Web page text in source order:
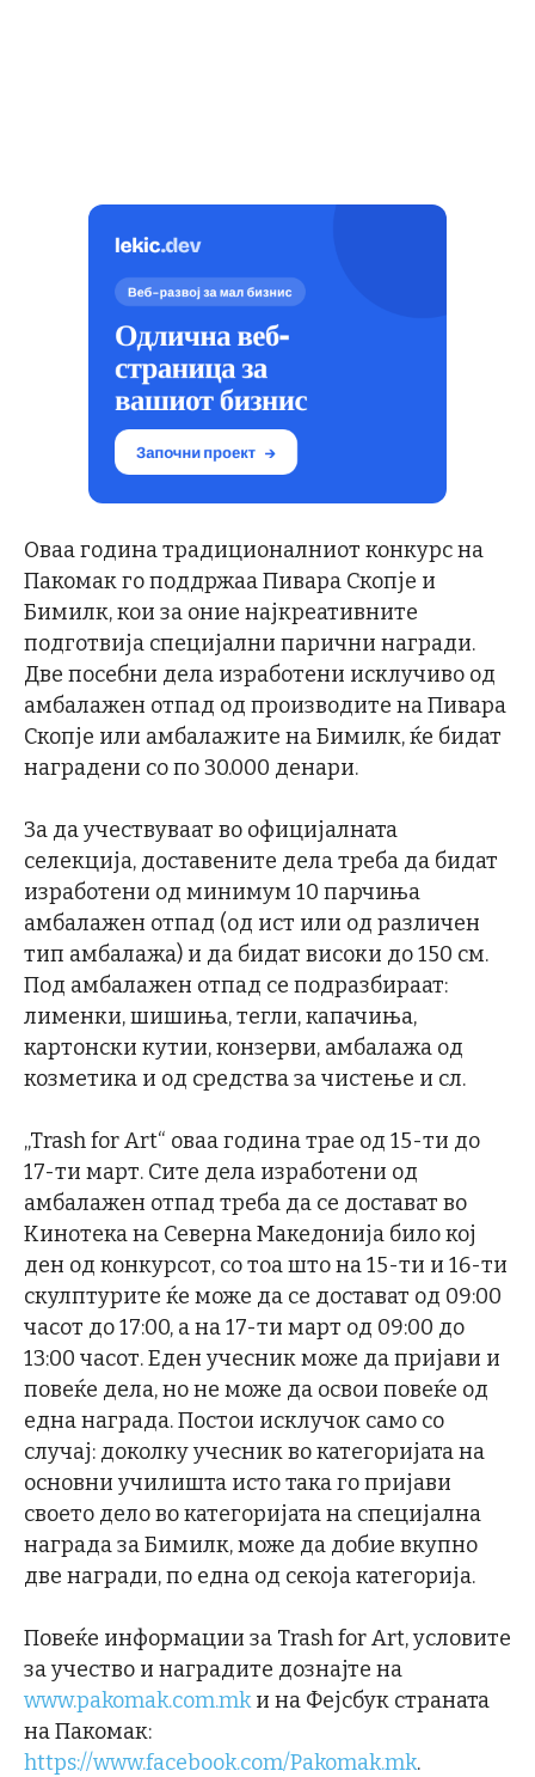
Оваа година традиционалниот конкурс на
Пакомак го поддржаа Пивара Скопје и
Бимилк, кои за оние најкреативните
подготвија специјални парични награди.
Две посебни дела изработени исклучиво од
амбалажен отпад од производите на Пивара
Скопје или амбалажите на Бимилк, ќе бидат
наградени со по 30.000 денари.
За да учествуваат во официјалната
селекција, доставените дела треба да бидат
изработени од минимум 10 парчиња
амбалажен отпад (од ист или од различен
тип амбалажа) и да бидат високи до 150 см.
Под амбалажен отпад се подразбираат:
лименки, шишиња, тегли, капачиња,
картонски кутии, конзерви, амбалажа од
козметика и од средства за чистење и сл.
„Trash for Art“ оваа година трае од 15-ти до
17-ти март. Сите дела изработени од
амбалажен отпад треба да се достават во
Кинотека на Северна Македонија било кој
ден од конкурсот, со тоа што на 15-ти и 16-ти
скулптурите ќе може да се достават од 09:00
часот до 17:00, а на 17-ти март од 09:00 до
13:00 часот. Еден учесник може да пријави и
повеќе дела, но не може да освои повеќе од
една награда. Постои исклучок само со
случај: доколку учесник во категоријата на
основни училишта исто така го пријави
своето дело во категоријата на специјална
награда за Бимилк, може да добие вкупно
две награди, по една од секоја категорија.
Повеќе информации за Trash for Art, условите
за учество и наградите дознајте на
www.pakomak.com.mkи на Фејсбук страната
на Пакомак:
https://www.facebook.com/Pakomak.mk.